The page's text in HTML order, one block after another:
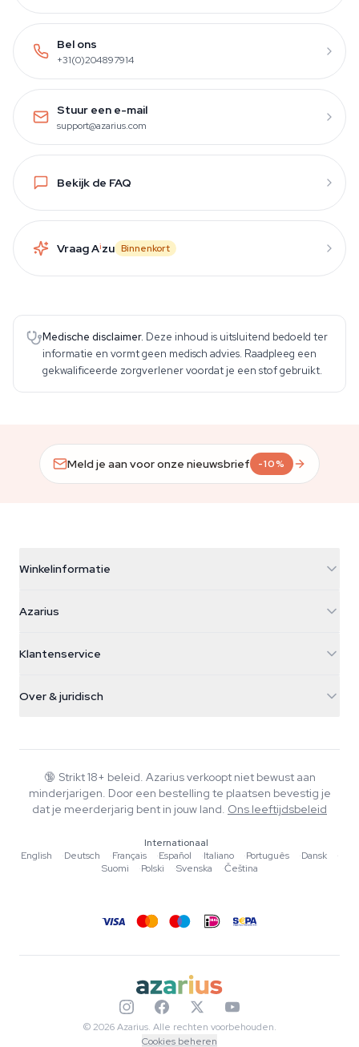
Bel ons
+31(0)204897914
Stuur een e-mail
support@azarius.com
Bekijk de FAQ
Vraag Aizu Binnenkort
Medische disclaimer. Deze inhoud is uitsluitend bedoeld ter
informatie en vormt geen medisch advies. Raadpleeg een
gekwalificeerde zorgverlener voordat je een stof gebruikt.
Meld je aan voor onze nieuwsbrief -10%
Winkelinformatie
Galvaniweg 11
Nederland
+31(0)204897914
Azarius
Smokeshop
Klantenservice
Retourbeleid
Veelgestelde vragen
Privacybeleid
Over & juridisch
Wiki
Muziek
Redactionele normen
Tools & Calculators
🔞 Strikt 18+ beleid. Azarius verkoopt niet bewust aan
minderjarigen. Door een bestelling te plaatsen bevestig je
dat je meerderjarig bent in jouw land. Ons leeftijdsbeleid
Internationaal
English
·Deutsch ·Français ·Español ·Italiano ·Português ·Dansk
·
Suomi
·Polski ·Svenska ·Čeština
© 2026 Azarius. Alle rechten voorbehouden.
Cookies beheren